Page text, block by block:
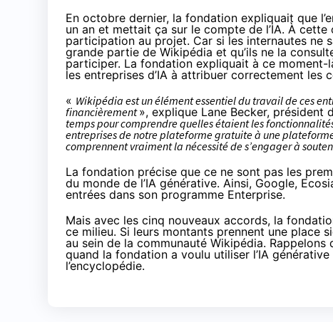
En octobre dernier, la fondation expliquait que
un an et mettait ça sur le compte de l’IA. À cette
participation au projet. Car si les internautes ne
grande partie de Wikipédia et qu’ils ne la
participer. La fondation expliquait à ce
les entreprises d’IA à attribuer correctement les
« Wikipédia est un élément essentiel du travail de ces
financièrement», explique Lane Becker, président
temps pour comprendre quelles étaient les
entreprises de notre plateforme gratuite à une
comprennent vraiment la nécessité de s’engager à
La fondation précise que ce ne sont pas les
du monde de l’IA générative. Ainsi, Google,
entrées dans son programme Enterprise.
Mais avec les cinq nouveaux accords, la
ce milieu. Si leurs montants prennent une place
au sein de la communauté Wikipédia. Rappelons
quand la fondation a voulu utiliser l’IA
l’encyclopédie.